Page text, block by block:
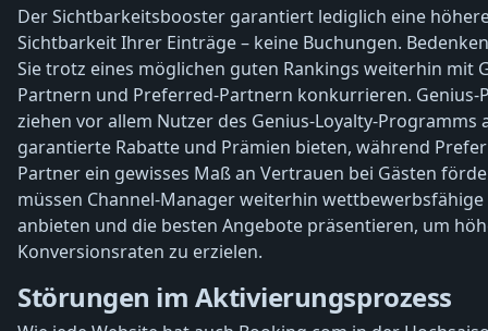
Der Sichtbarkeitsbooster garantiert lediglich eine
Sichtbarkeit Ihrer Einträge – keine Buchungen.
Sie trotz eines möglichen guten Rankings weiterhin mit
Partnern und Preferred-Partnern konkurrieren. Genius-
ziehen vor allem Nutzer des Genius-Loyalty-Programms
garantierte Rabatte und Prämien bieten, während
Partner ein gewisses Maß an Vertrauen bei Gästen
müssen Channel-Manager weiterhin wettbewerbsfähige
anbieten und die besten Angebote präsentieren, um
Konversionsraten zu erzielen.
Störungen im Aktivierungsprozess